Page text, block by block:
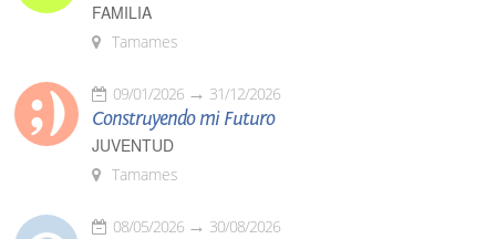
FAMILIA
Tamames
09/01/2026 31/12/2026
Construyendo mi Futuro
JUVENTUD
Tamames
08/05/2026 30/08/2026